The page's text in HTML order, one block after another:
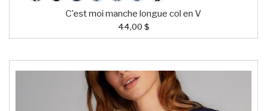
C'est moi manche longue col en V
44,00 $